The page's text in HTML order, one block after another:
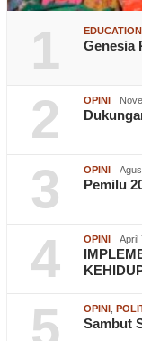
1 EDUCATION
Genesia
2 OPINI
3 OPINI
Pemilu
4 OPINI April
5 OPINI
Sambut